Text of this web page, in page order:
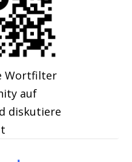
Wortfilter
auf
diskutiere